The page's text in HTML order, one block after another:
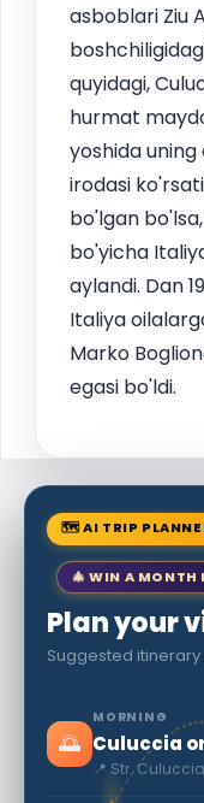
asboblari Ziu
quyidagi,
hurmat
yoshida
irodasi
bo'lgan
bo'yicha
aylandi. Dan
Italiya
Marko
egasi bo'ldi.
🗺 AI TRIP
🎄 WIN A
Plan your
Suggested
🌅
MORNING
Culuccia
📍 Str. Culuccia